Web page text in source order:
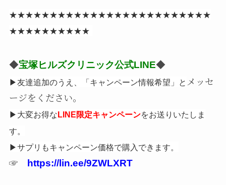
★★★★★★★★★★★★★★★★★★★★★★★★★
★★★★★★★★★★
◆宝塚ヒルズクリニック公式LINE◆
▶友達追加のうえ、「キャンペーン情報希望」とメッセ
ージをください。
▶大変お得な LINE限定キャンペーンをお送りいたしま
す。
▶サプリもキャンペーン価格で購入できます。
☞ https://lin.ee/9ZWLXRT